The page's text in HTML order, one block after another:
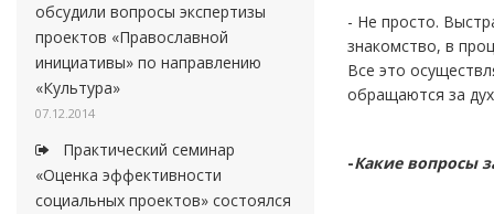
обсудили вопросы экспертизы
проектов «Православной
инициативы» по направлению
«Культура»
07.12.2014
Практический семинар
«Оценка эффективности
социальных проектов» состоялся
- Не просто.
знакомство, в
Все это
обращаются за
-Какие вопросы